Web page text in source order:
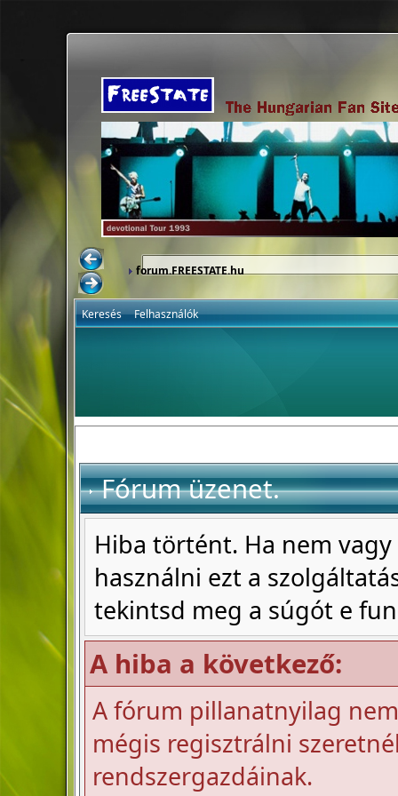
forum.FREESTATE.hu
Keresés Felhasználók
Fórum üzenet.
Hiba történt. Ha nem
használni ezt a
tekintsd meg a súgót e
A hiba a következő:
A fórum pillanatnyilag
mégis regisztrálni
rendszergazdáinak.